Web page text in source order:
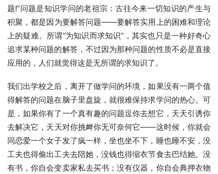
题!”问题是知识学问的老祖宗：古往今来一切知识的产生与
积聚，都是因为要解答问题——要解答实用上的困难和理论
上的疑难。所谓“为知识而求知识”，其实也只是一种好奇心
追求某种问题的解答，不过因为那种问题的性质不必是直接
应用的，人们就觉得这是无所谓的求知识了。
我们出学校之后，离开了做学问的环境，如果没有一两个值
得解答的问题在脑子里盘旋，就很难保持求学问的热心。可
是，如果你有了一个真有趣的问题逗你去想它，天天引诱你
去解决它，天天对你挑衅你无可奈何它——这时候，你就会
同恋爱一个女子发了疯一样，坐也坐不下，睡也睡不安，没
工夫也得偷出工夫去陪她，没钱也得缩衣节食去巴结她。没
有书，你自会变卖家私去买书；没有仪器，你自会典押衣物